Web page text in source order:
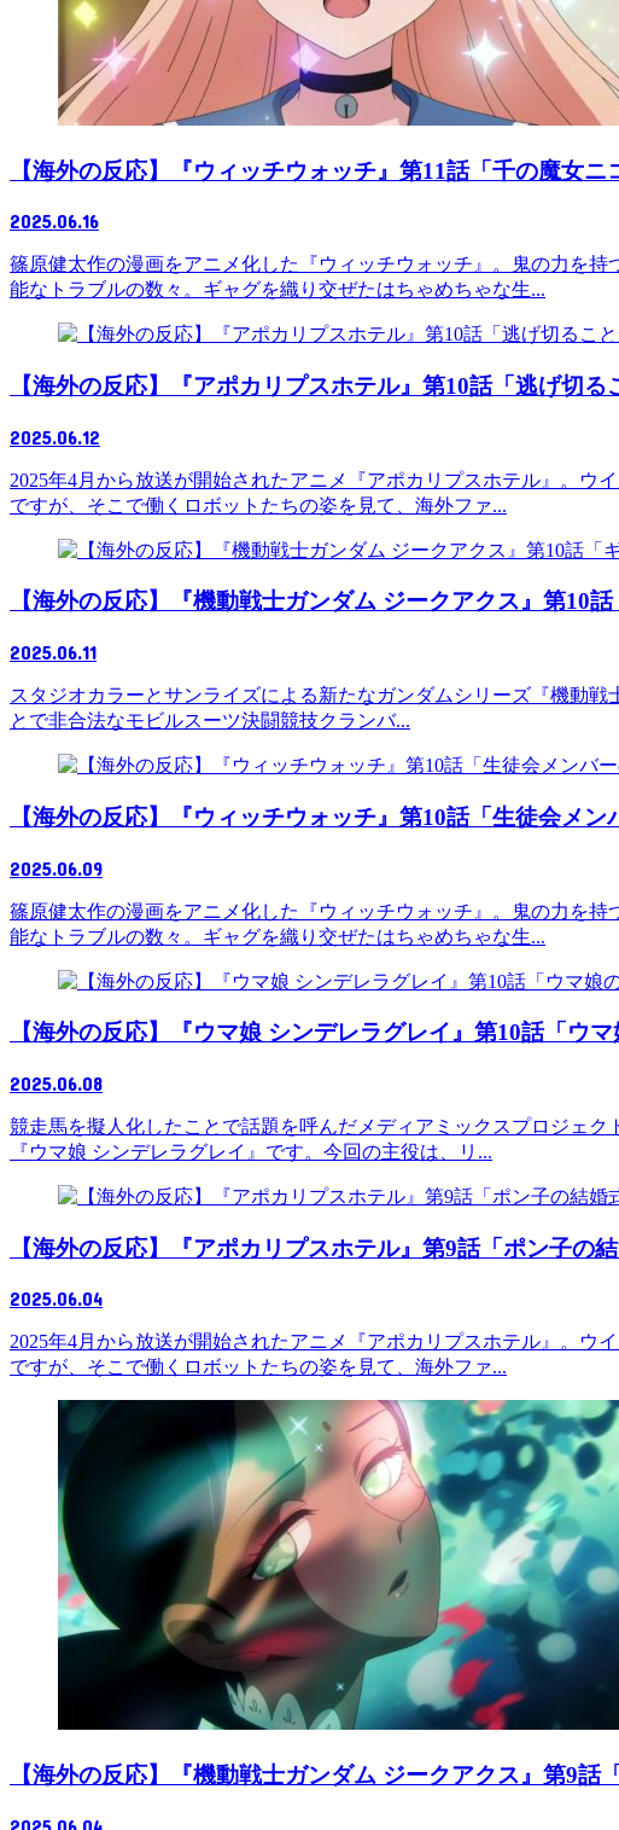
【海外の反応】『ウィッチウォッチ』第11話「千の魔女ニ
2025.06.16
篠原健太作の漫画をアニメ化した『ウィッチウォッチ』。鬼の力を
能なトラブルの数々。ギャグを織り交ぜたはちゃめちゃな生...
【海外の反応】『アポカリプスホテル』第10話「逃げ切る
2025.06.12
2025年4月から放送が開始されたアニメ『アポカリプスホテル』。
ですが、そこで働くロボットたちの姿を見て、海外ファ...
【海外の反応】『機動戦士ガンダム ジークアクス』第10話
2025.06.11
スタジオカラーとサンライズによる新たなガンダムシリーズ『機動
とで非合法なモビルスーツ決闘競技クランバ...
【海外の反応】『ウィッチウォッチ』第10話「生徒会メン
2025.06.09
篠原健太作の漫画をアニメ化した『ウィッチウォッチ』。鬼の力を
能なトラブルの数々。ギャグを織り交ぜたはちゃめちゃな生...
【海外の反応】『ウマ娘 シンデレラグレイ』第10話「ウ
2025.06.08
競走馬を擬人化したことで話題を呼んだメディアミックスプロジェ
『ウマ娘 シンデレラグレイ』です。今回の主役は、リ...
【海外の反応】『アポカリプスホテル』第9話「ポン子の
2025.06.04
2025年4月から放送が開始されたアニメ『アポカリプスホテル』。
ですが、そこで働くロボットたちの姿を見て、海外ファ...
【海外の反応】『機動戦士ガンダム ジークアクス』第9